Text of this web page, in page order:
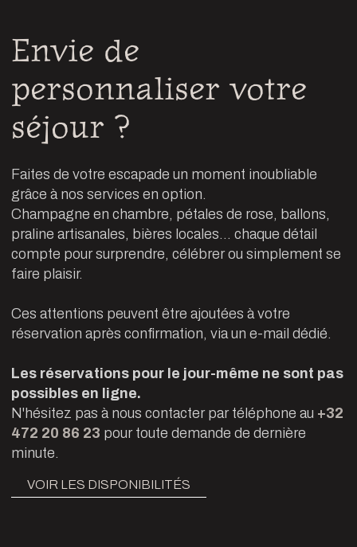
Envie de
personnaliser votre
séjour ?
Faites de votre escapade un moment inoubliable
grâce à nos services en option.
Champagne en chambre, pétales de rose, ballons,
praline artisanales, bières locales... chaque détail
compte pour surprendre, célébrer ou simplement se
faire plaisir.
Ces attentions peuvent être ajoutées à votre
réservation après confirmation, via un e-mail dédié.
Les réservations pour le jour-même ne sont pas
possibles en ligne.
N'hésitez pas à nous contacter par téléphone au +32
472 20 86 23 pour toute demande de dernière
minute.
VOIR LES DISPONIBILITÉS